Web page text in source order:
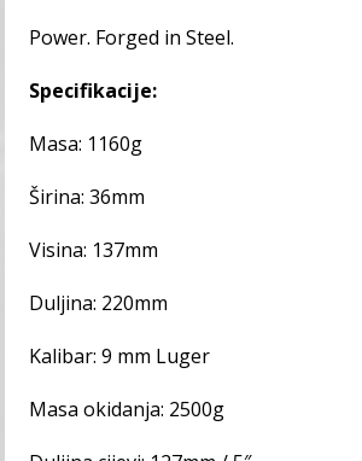
Power. Forged in Steel.
Specifikacije:
Masa: 1160g
Širina: 36mm
Visina: 137mm
Duljina: 220mm
Kalibar: 9 mm Luger
Masa okidanja: 2500g